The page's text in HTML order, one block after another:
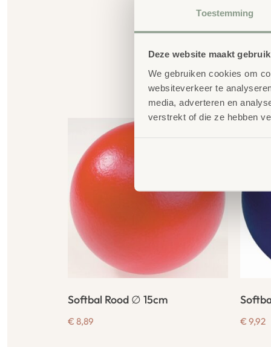
Toestemming
Deze website maakt
We gebruiken cookies om
websiteverkeer te
media, adverteren en
verstrekt of die ze hebben
Softbal Rood ∅ 15cm
€ 8,89 € 9,92